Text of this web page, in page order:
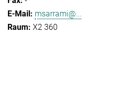
msarrami@...
X2 360